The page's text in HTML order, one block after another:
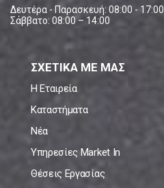
Δευτέρα - Παρασκευή: 08:00 - 17:00
Σάββατο: 08:00 – 14:00
ΣΧΕΤΙΚΑ ΜΕ ΜΑΣ
Η Εταιρεία
Καταστήματα
Νέα
Υπηρεσίες Market In
Θέσεις Εργασίας